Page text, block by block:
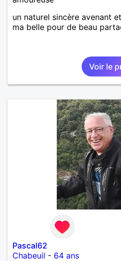
un naturel sincère avenant
ma belle pour de beau
Voir le
Pascal62
Chabeuil - 64 ans